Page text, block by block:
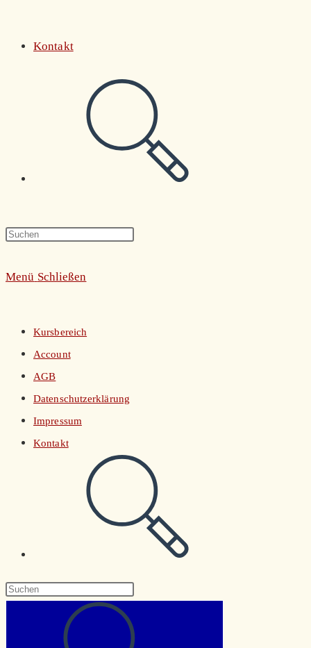
Kontakt
umschalten
Press
Menü Schließen
Kursbereich
Account
AGB
Datenschutzerklärung
Impressum
Kontakt
Diese
durchsuchen